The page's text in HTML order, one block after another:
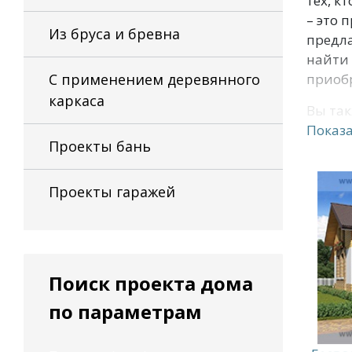
Из бруса и бревна
С применением деревянного
каркаса
Проекты бань
Проекты гаражей
Поиск проекта дома
по параметрам
– это
найти
Вы